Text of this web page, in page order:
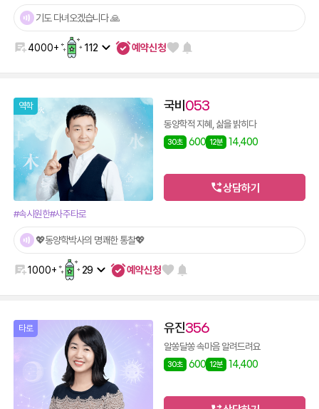
기도 다녀오겠습니다 🙏
4000+ 112 예약신청
역학 국비 053
동양학적 지혜, 삶을 밝히다
30초 600 12분 14,400
상담하기
#속시원한#사주타로
💖동양학박사의 명쾌한 통찰💖
1000+ 29 예약신청
타로 유진356
알쏭달쏭 속마음 알려드려요
30초 600 12분 14,400